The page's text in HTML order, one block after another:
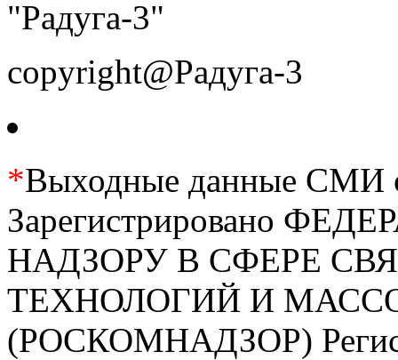
"Радуга-3"
copyright@Радуга-3
*Выходные данные СМИ
Зарегистрировано
НАДЗОРУ В СФЕРЕ
ТЕХНОЛОГИЙ И
(РОСКОМНАДЗОР)